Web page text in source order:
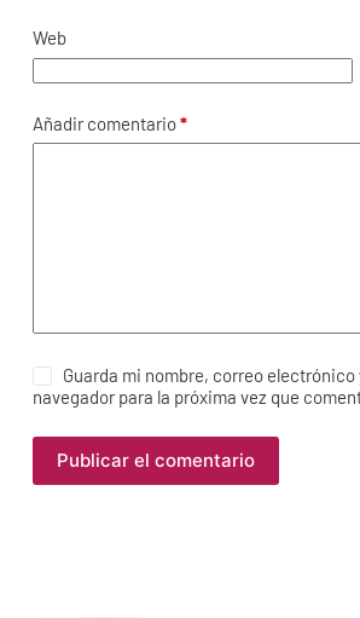
Web
Añadir comentario*
Guarda mi nombre, correo electrónico
navegador para la próxima vez que
Publicar el comentario